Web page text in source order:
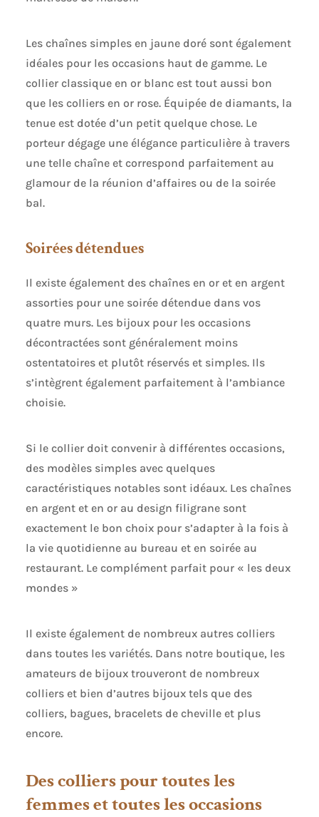
Les chaînes simples en jaune doré sont également
idéales pour les occasions haut de gamme. Le
collier classique en or blanc est tout aussi bon
que les colliers en or rose. Équipée de diamants, la
tenue est dotée d’un petit quelque chose. Le
porteur dégage une élégance particulière à travers
une telle chaîne et correspond parfaitement au
glamour de la réunion d’affaires ou de la soirée
bal.
Soirées détendues
Il existe également des chaînes en or et en argent
assorties pour une soirée détendue dans vos
quatre murs. Les bijoux pour les occasions
décontractées sont généralement moins
ostentatoires et plutôt réservés et simples. Ils
s’intègrent également parfaitement à l’ambiance
choisie.
Si le collier doit convenir à différentes occasions,
des modèles simples avec quelques
caractéristiques notables sont idéaux. Les chaînes
en argent et en or au design filigrane sont
exactement le bon choix pour s’adapter à la fois à
la vie quotidienne au bureau et en soirée au
restaurant. Le complément parfait pour « les deux
mondes »
Il existe également de nombreux autres colliers
dans toutes les variétés. Dans notre boutique, les
amateurs de bijoux trouveront de nombreux
colliers et bien d’autres bijoux tels que des
colliers, bagues, bracelets de cheville et plus
encore.
Des colliers pour toutes les
femmes et toutes les occasions